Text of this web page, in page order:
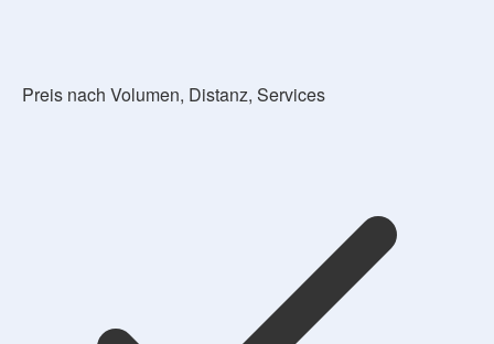
Preis nach Volumen, Distanz, Services